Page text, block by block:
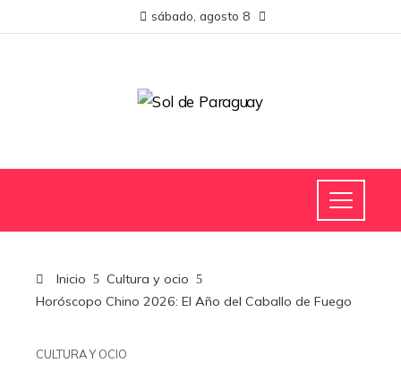
sábado, agosto 8
Inicio
Cultura y ocio
Horóscopo Chino 2026: El Año del Caballo de Fuego
CULTURA Y OCIO